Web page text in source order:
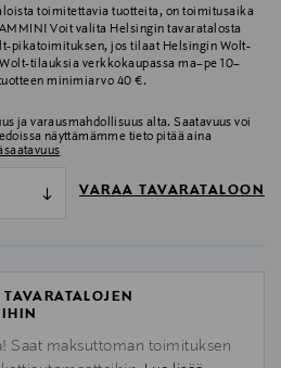
toimitettavia tuotteita, on toimitusaika
Voit valita Helsingin tavaratalosta
pikatoimituksen, jos tilaat Helsingin Wolt-
tilauksia verkkokaupassa ma–pe 10–
tuotteen minimiarvo 40 €.
ja varausmahdollisuus alta. Saatavuus voi
näyttämämme tieto pitää aina
VARAA TAVARATALOON
Saat maksuttoman toimituksen